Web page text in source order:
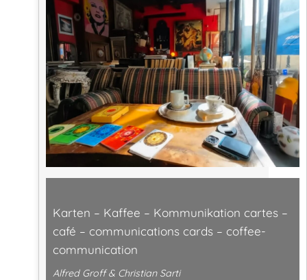
Karten – Kaffee – Kommunikation cartes –
café – communications cards – coffee-
communication
Alfred Groff & Christian Sarti